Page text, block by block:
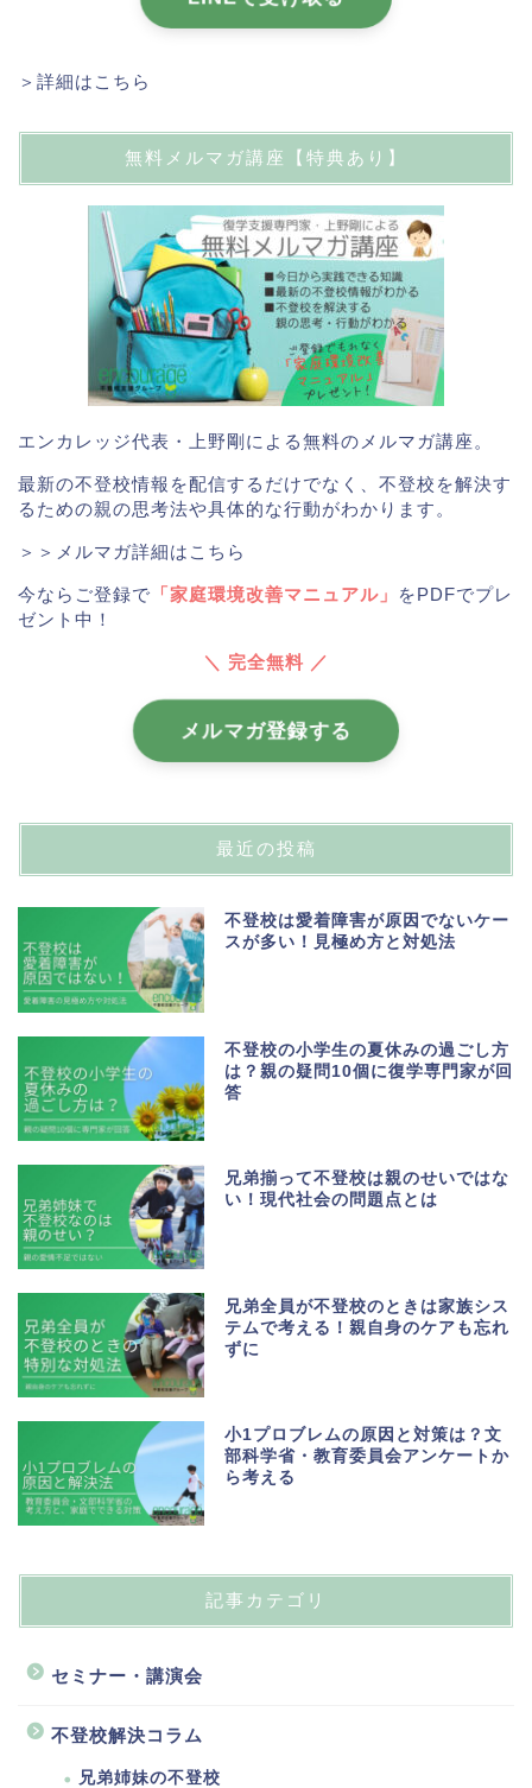
＞詳細はこちら
無料メルマガ講座【特典あり】
エンカレッジ代表・上野剛による無料のメルマガ講座。
最新の不登校情報を配信するだけでなく、不登校を解決す
るための親の思考法や具体的な行動がわかります。
＞＞メルマガ詳細はこちら
今ならご登録で 「家庭環境改善マニュアル」
をPDFでプレ
ゼント中！
＼ 完全無料 ／
メルマガ登録する
最近の投稿
不登校は愛着障害が原因でないケー
スが多い！見極め方と対処法
不登校の小学生の夏休みの過ごし方
は？親の疑問10個に復学専門家が回
答
兄弟揃って不登校は親のせいではな
い！現代社会の問題点とは
兄弟全員が不登校のときは家族シス
テムで考える！親自身のケアも忘れ
ずに
小1プロブレムの原因と対策は？文
部科学省・教育委員会アンケートか
ら考える
記事カテゴリ
セミナー・講演会
不登校解決コラム
兄弟姉妹の不登校